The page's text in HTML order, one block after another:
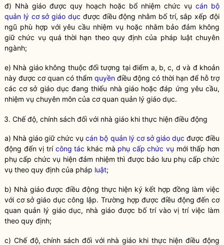
đ) Nhà giáo được quy hoạch hoặc bổ nhiệm chức vụ cán bộ
quản lý cơ sở giáo dục được điều động nhằm bố trí, sắp xếp đội
ngũ phù hợp với yêu cầu nhiệm vụ hoặc nhằm bảo đảm không
giữ chức vụ quá thời hạn theo quy định của pháp luật chuyên
ngành;
e) Nhà giáo không thuộc đối tượng tại điểm a, b, c, d và đ khoản
này được cơ quan có thẩm quyền điều động có thời hạn để hỗ trợ
các cơ sở giáo dục đang thiếu nhà giáo hoặc đáp ứng yêu cầu,
nhiệm vụ chuyên môn của cơ quan quản lý giáo dục.
3. Chế độ, chính sách đối với nhà giáo khi thực hiện điều động
a) Nhà giáo giữ chức vụcán bộ quản lý cơ sở giáo dục được điều
động đến vị trí công tác khác mà phụ cấp chức vụ mới thấp hơn
phụ cấp chức vụ hiện đảm nhiệm thì được bảo lưu phụ cấp chức
vụ theo quy định của pháp luật;
b) Nhà giáo được điều động thực hiện ký kết hợp đồng làm việc
với cơ sở giáo dục công lập. Trường hợp được điều động đến cơ
quan quản lý giáo dục, nhà giáo được bố trí vào vị trí việc làm
theo quy định;
c) Chế độ, chính sách đối với nhà giáo khi thực hiện điều động